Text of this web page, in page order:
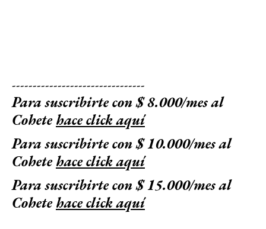
--------------------------------
Para suscribirte con $ 8.000/mes al
Cohetehace click aquí
Para suscribirte con $ 10.000/mes al
Cohetehace click aquí
Para suscribirte con $ 15.000/mes al
Cohetehace click aquí